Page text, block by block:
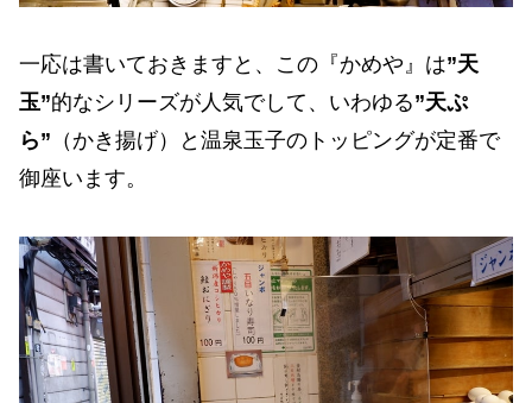
一応は書いておきますと、この『かめや』は”天
玉”的なシリーズが人気でして、いわゆる”天ぷ
ら” （かき揚げ）と温泉玉子のトッピングが定番で
御座います。